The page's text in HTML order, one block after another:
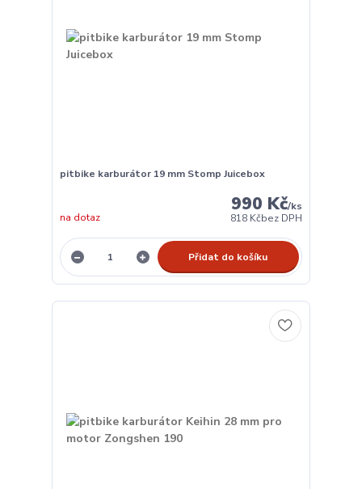
pitbike karburátor 19 mm Stomp Juicebox
990 Kč/ks
818 Kčbez DPH
na dotaz
Přidat do košíku